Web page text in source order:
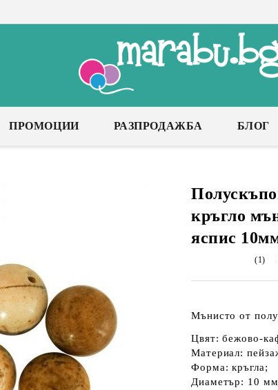
ПРОМОЦИИ РАЗПРОДАЖБА БЛОГ
кръгло
яспис
(1)
Мънисто от
Цвят: бежово-
Материал:
Форма: кръгла;
Диаметър: 10